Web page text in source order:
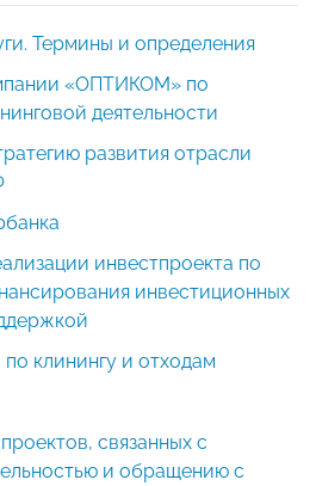
Термины и определения
«ОПТИКОМ» по
деятельности
развития отрасли
инвестпроекта по
инвестиционных
клинингу и отходам
связанных с
и обращению с